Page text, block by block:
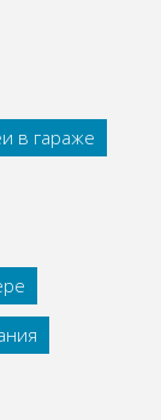
в гараже